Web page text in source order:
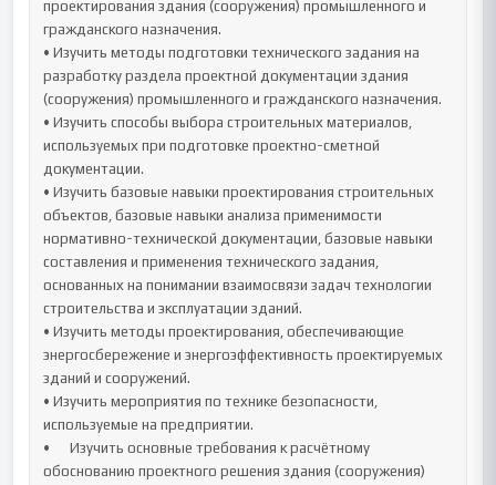
проектирования здания (сооружения) промышленного и
гражданского назначения.
• Изучить методы подготовки технического задания на
разработку раздела проектной документации здания
(сооружения) промышленного и гражданского назначения.
• Изучить способы выбора строительных материалов,
используемых при подготовке проектно-сметной
документации.
• Изучить базовые навыки проектирования строительных
объектов, базовые навыки анализа применимости
нормативно-технической документации, базовые навыки
составления и применения технического задания,
основанных на понимании взаимосвязи задач технологии
строительства и эксплуатации зданий.
• Изучить методы проектирования, обеспечивающие
энергосбережение и энергоэффективность проектируемых
зданий и сооружений.
• Изучить мероприятия по технике безопасности,
используемые на предприятии.
•	Изучить основные требования к расчётному
обоснованию проектного решения здания (сооружения)